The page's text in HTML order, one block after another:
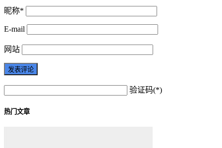
昵称*
E-mail
网站
验证码(*)
热门文章